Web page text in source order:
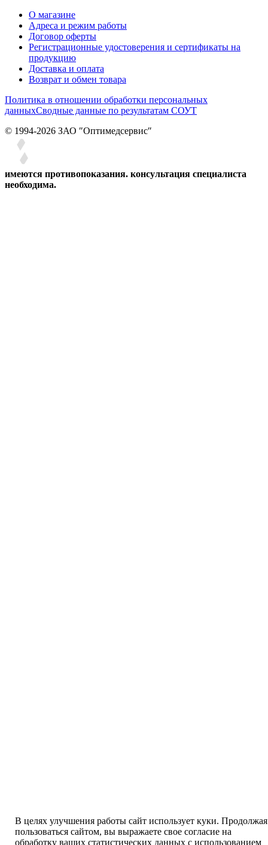
О магазине
Адреса и режим работы
Договор оферты
Регистрационные удостоверения и сертификаты на
продукцию
Доставка и оплата
Возврат и обмен товара
Политика в отношении обработки персональных
данныхСводные данные по результатам СОУТ
© 1994-2026 ЗАО ″Оптимедсервис″
имеются противопоказания. консультация специалиста
необходима.
В целях улучшения работы сайт использует куки. Продолжая
пользоваться сайтом, вы выражаете свое согласие на
обработку ваших статистических данных с использованием